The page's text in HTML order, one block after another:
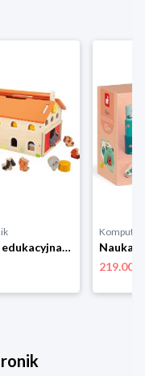
Zabawka edukacyjna,zestaw do odgrywania ról Janod Farma Drewniana J03318
219.00 zł